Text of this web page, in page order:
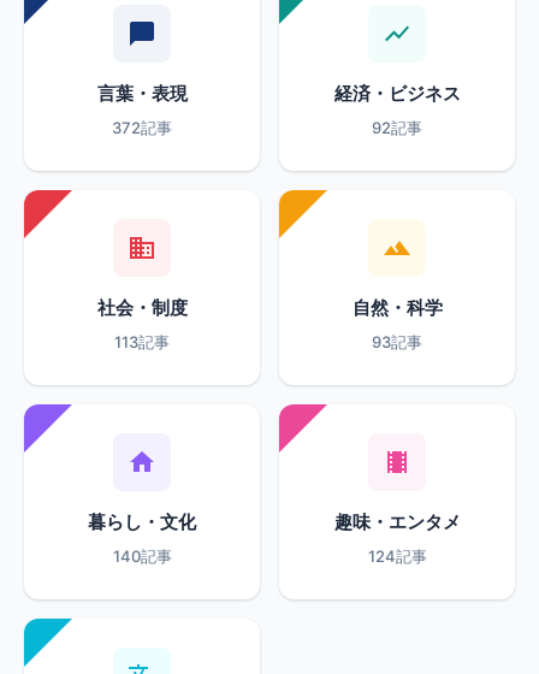
言葉・表現
372記事
経済・ビジネス
92記事
社会・制度
113記事
自然・科学
93記事
暮らし・文化
140記事
趣味・エンタメ
124記事